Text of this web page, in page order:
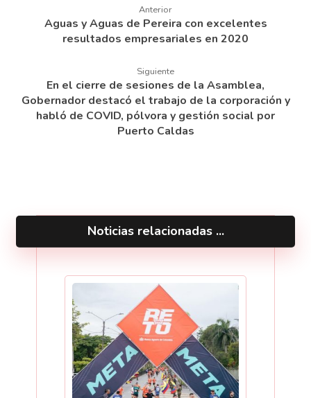
Anterior
Aguas y Aguas de Pereira con excelentes
resultados empresariales en 2020
Siguiente
En el cierre de sesiones de la Asamblea,
Gobernador destacó el trabajo de la corporación y
habló de COVID, pólvora y gestión social por
Puerto Caldas
Noticias relacionadas ...